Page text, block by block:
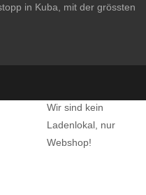
Wir sind kein
Ladenlokal, nur
Webshop!
in Kuba, mit der grössten